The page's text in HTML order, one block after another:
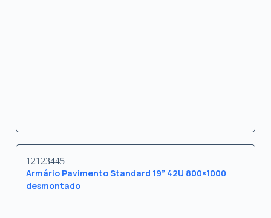
12123445
Armário Pavimento Standard 19” 42U 800×1000
desmontado